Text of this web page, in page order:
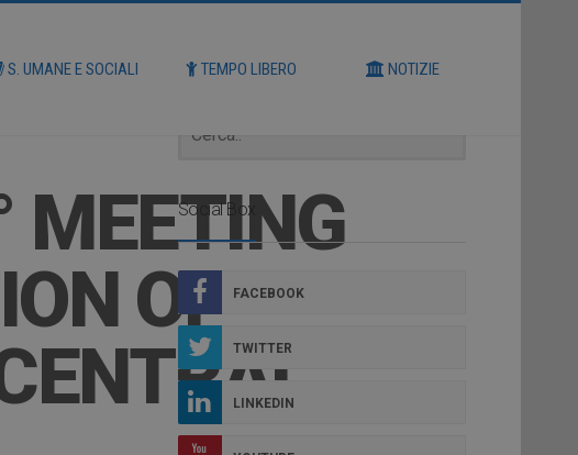
S. UMANE E SOCIALI TEMPO LIBERO NOTIZIE
MEETING
OF
Social Box
FACEBOOK
TWITTER
LINKEDIN